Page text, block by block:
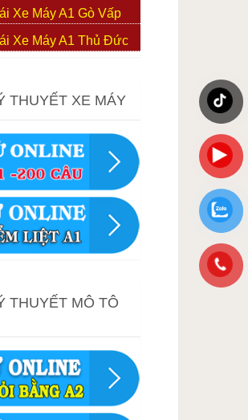
Xe Máy A1 Gò Vấp
Xe Máy A1 Thủ Đức
THUYẾT XE MÁY
THUYẾT MÔ TÔ